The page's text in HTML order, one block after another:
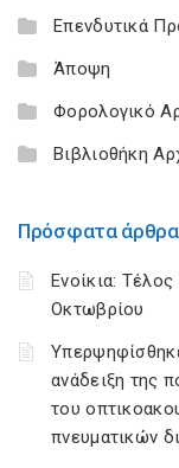
Επενδυτικά
Άποψη
Φορολογικό
Βιβλιοθήκη
Πρόσφατα άρθρα
Ενοίκια:
Οκτωβρίου
ανάδειξη της
του
πνευματικών